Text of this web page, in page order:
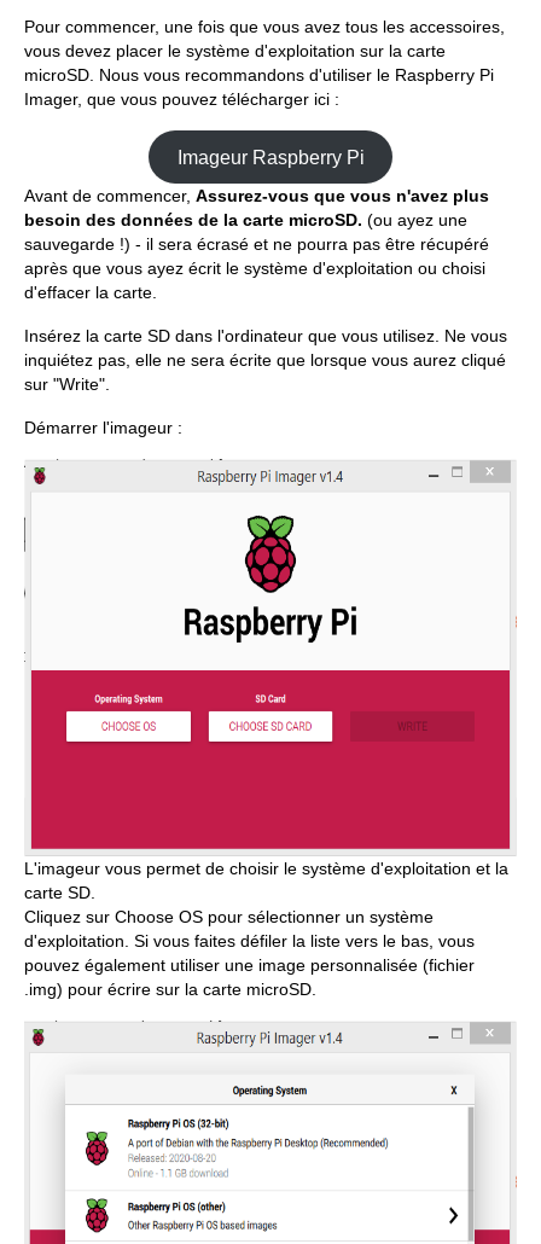
Pour commencer, une fois que vous avez tous les accessoires,
vous devez placer le système d'exploitation sur la carte
microSD. Nous vous recommandons d'utiliser le Raspberry Pi
Imager, que vous pouvez télécharger ici :
Imageur Raspberry Pi
Avant de commencer, Assurez-vous que vous n'avez plus
besoin des données de la carte microSD. (ou ayez une
sauvegarde !) - il sera écrasé et ne pourra pas être récupéré
après que vous ayez écrit le système d'exploitation ou choisi
d'effacer la carte.
Insérez la carte SD dans l'ordinateur que vous utilisez. Ne vous
inquiétez pas, elle ne sera écrite que lorsque vous aurez cliqué
sur "Write".
Démarrer l'imageur :
L'imageur vous permet de choisir le système d'exploitation et la
carte SD.
Cliquez sur Choose OS pour sélectionner un système
d'exploitation. Si vous faites défiler la liste vers le bas, vous
pouvez également utiliser une image personnalisée (fichier
.img) pour écrire sur la carte microSD.